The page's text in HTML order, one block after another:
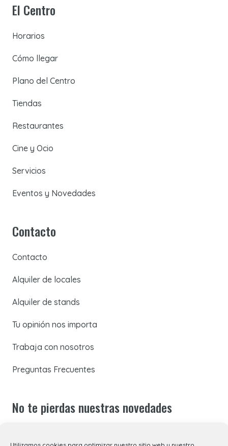
El Centro
Horarios
Cómo llegar
Plano del Centro
Tiendas
Restaurantes
Cine y Ocio
Servicios
Eventos y Novedades
Contacto
Contacto
Alquiler de locales
Alquiler de stands
Tu opinión nos importa
Trabaja con nosotros
Preguntas Frecuentes
No te pierdas nuestras novedades